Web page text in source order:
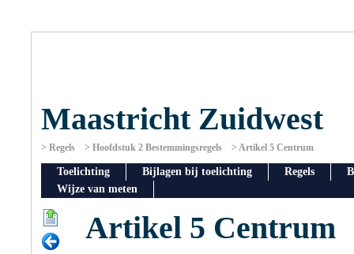
Maastricht Zuidwest
Regels Hoofdstuk 2 Bestemmingsregels Artikel 5 Centrum
Toelichting Bijlagen bij toelichting Regels
Wijze van meten
Artikel 5 Centrum